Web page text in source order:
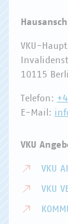
VKU-
10115
Telefon:
E-Mail:
VKU
VKU
VKU